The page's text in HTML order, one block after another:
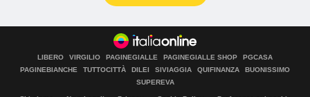
LIBERO VIRGILIO PAGINEGIALLE PAGINEGIALLE SHOP
PGCASA
PAGINEBIANCHE
TUTTOCITTÀ DILEI SIVIAGGIA QUIFINANZA
BUONISSIMO
SUPEREVA